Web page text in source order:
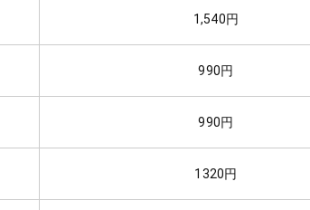
1,540円
990円
990円
1320円